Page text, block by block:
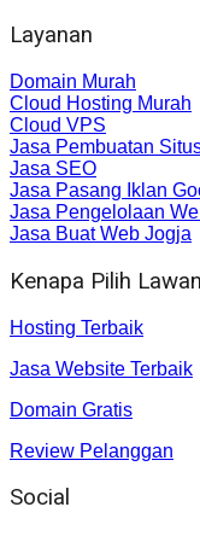
Layanan
Domain Murah
Cloud Hosting Murah
Cloud VPS
Jasa Pembuatan
Jasa SEO
Jasa Pasang Iklan
Jasa Pengelolaan
Jasa Buat Web Jogja
Kenapa Pilih
Hosting Terbaik
Jasa Website Terbaik
Domain Gratis
Review Pelanggan
Social